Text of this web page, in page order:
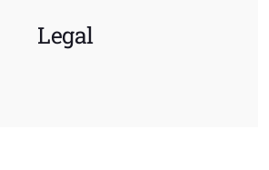
Legal